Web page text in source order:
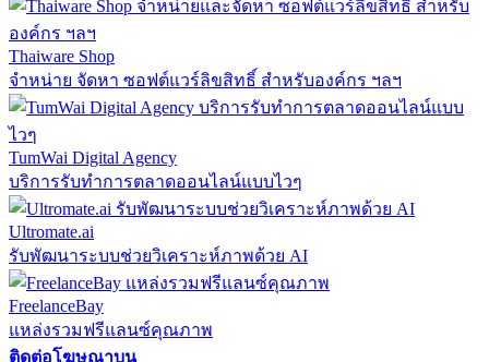
Thaiware Shop
จำหน่าย จัดหา ซอฟต์แวร์ลิขสิทธิ์ สำหรับองค์กร ฯลฯ
TumWai Digital Agency
บริการรับทำการตลาดออนไลน์แบบไวๆ
Ultromate.ai
รับพัฒนาระบบช่วยวิเคราะห์ภาพด้วย AI
FreelanceBay
แหล่งรวมฟรีแลนซ์คุณภาพ
ติดต่อโฆษณาบน